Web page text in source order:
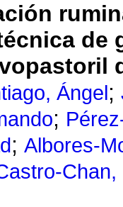
de
Ángel ;
;
; Albores-
Chan,